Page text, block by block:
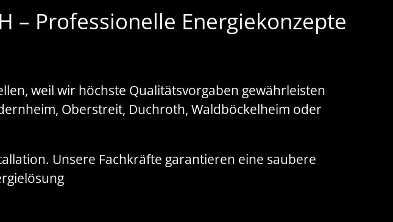
– Professionelle Energiekonzepte
weil wir höchste Qualitätsvorgaben gewährleisten
Oberstreit, Duchroth, Waldböckelheim oder
Unsere Fachkräfte garantieren eine saubere